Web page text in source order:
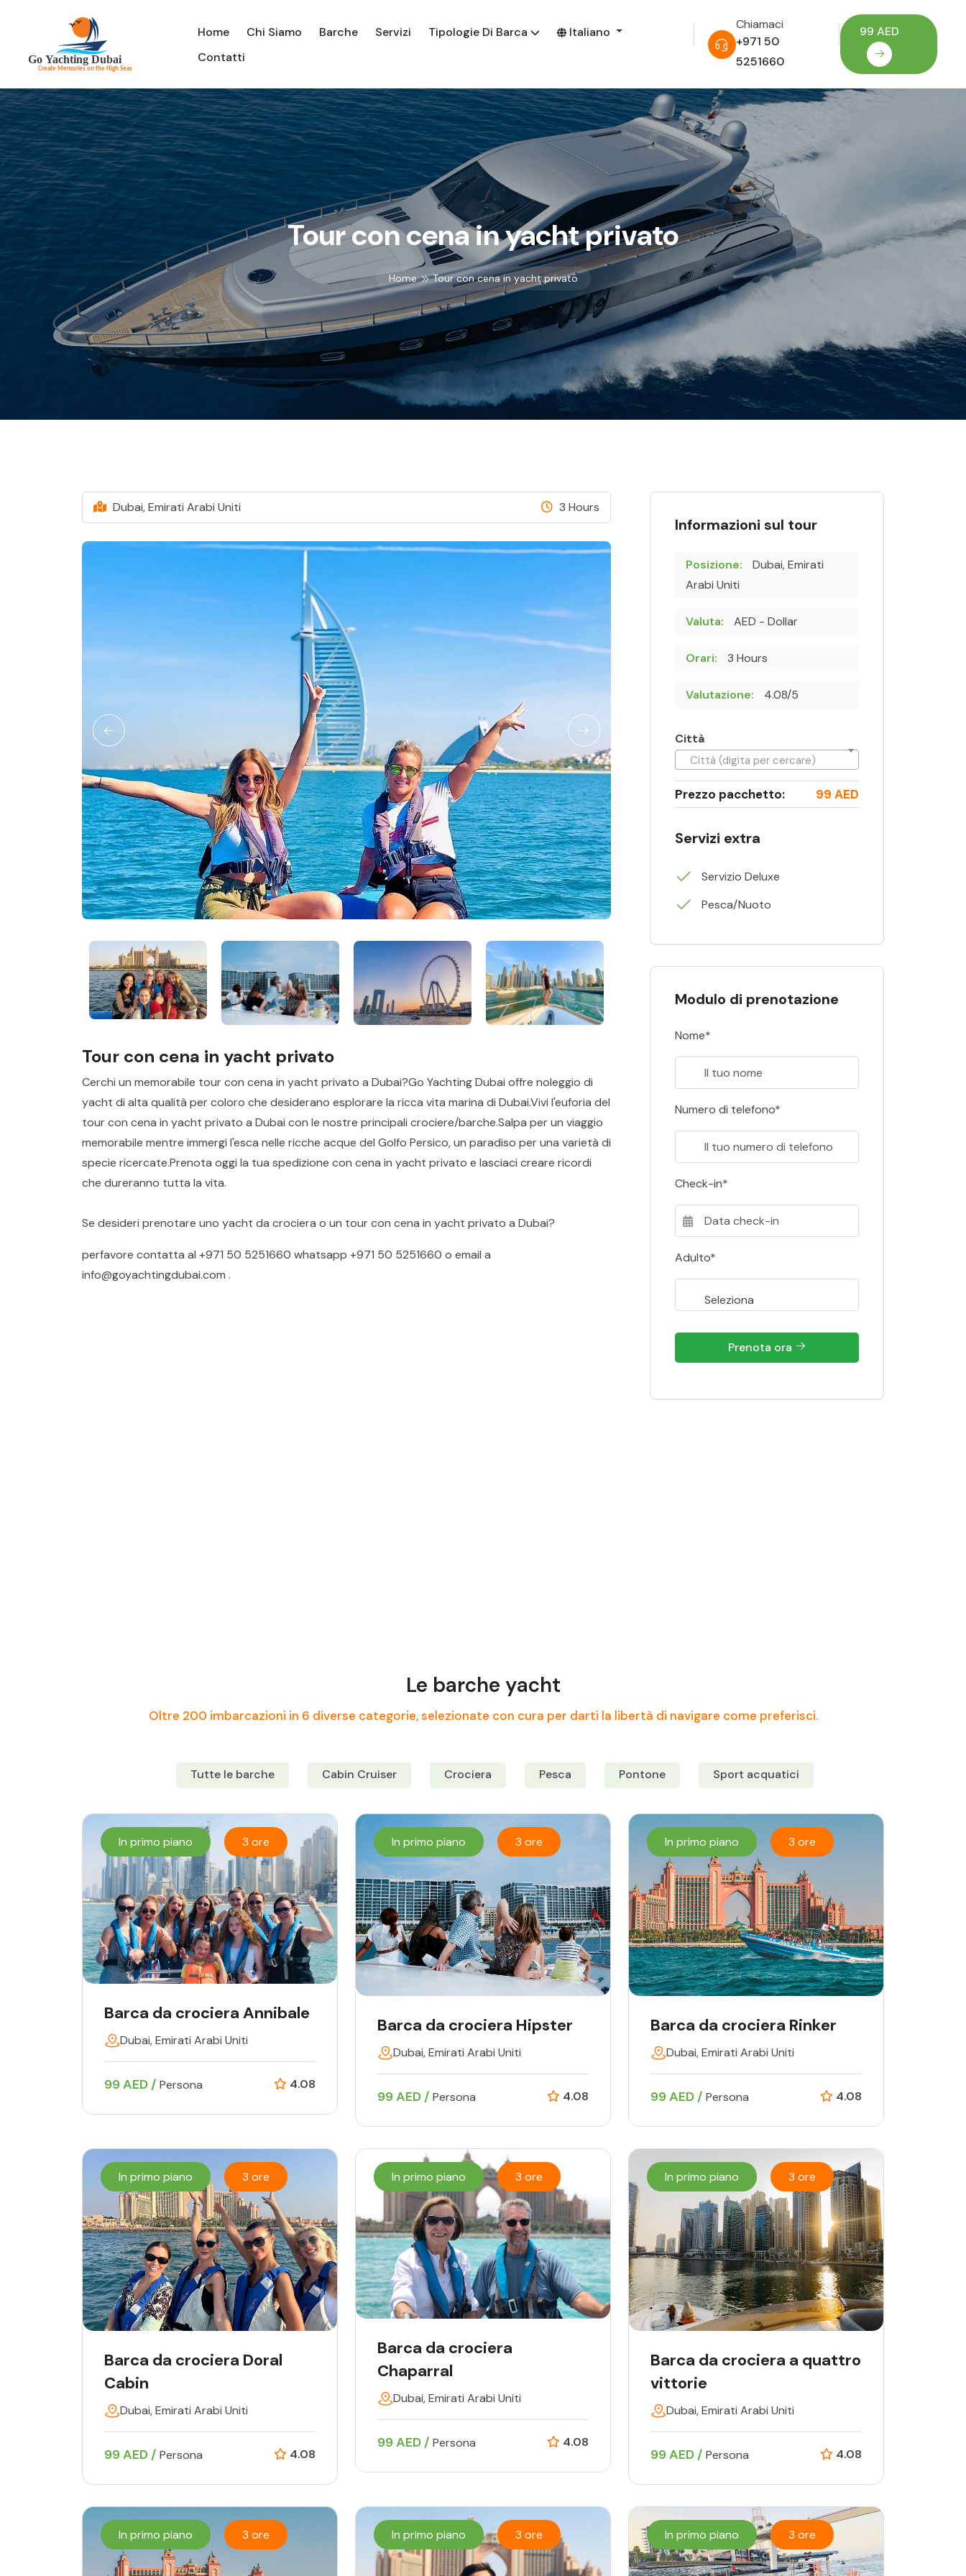
Home Chi Siamo Barche Servizi Tipologie Di Barca
Italiano
Contatti
Chiamaci
+971 50
5251660
99 AED
Tour con cena in yacht privato
Home Tour con cena in yacht privato
Dubai, Emirati Arabi Uniti 3 Hours
Tour con cena in yacht privato
Cerchi un memorabile tour con cena in yacht privato a Dubai?Go Yachting Dubai offre noleggio di
yacht di alta qualità per coloro che desiderano esplorare la ricca vita marina di Dubai.Vivi l'euforia del
tour con cena in yacht privato a Dubai con le nostre principali crociere/barche.Salpa per un viaggio
memorabile mentre immergi l'esca nelle ricche acque del Golfo Persico, un paradiso per una varietà di
specie ricercate.Prenota oggi la tua spedizione con cena in yacht privato e lasciaci creare ricordi
che dureranno tutta la vita.
Se desideri prenotare uno yacht da crociera o un tour con cena in yacht privato a Dubai?
perfavore contatta al +971 50 5251660 whatsapp +971 50 5251660 o email a
info@goyachtingdubai.com .
Informazioni sul tour
Posizione:
Dubai, Emirati
Arabi Uniti
Valuta: AED - Dollar
Orari: 3 Hours
Valutazione: 4.08/5
Città
Città (digita per cercare)
Prezzo pacchetto: 99 AED
Servizi extra
Servizio Deluxe
Pesca/Nuoto
Modulo di prenotazione
Nome*
Numero di telefono*
Check-in*
Adulto*
Prenota ora
Le barche yacht
Oltre 200 imbarcazioni in 6 diverse categorie, selezionate con cura per darti la libertà di navigare come preferisci.
Tutte le barche Cabin Cruiser Crociera Pesca Pontone Sport acquatici
In primo piano 3 ore
Barca da crociera Annibale
Dubai, Emirati Arabi Uniti
99 AED / Persona 4.08
In primo piano 3 ore
Barca da crociera Hipster
Dubai, Emirati Arabi Uniti
99 AED / Persona 4.08
In primo piano 3 ore
Barca da crociera Rinker
Dubai, Emirati Arabi Uniti
99 AED / Persona 4.08
In primo piano 3 ore
Barca da crociera Doral
Cabin
Dubai, Emirati Arabi Uniti
99 AED / Persona 4.08
In primo piano 3 ore
Barca da crociera
Chaparral
Dubai, Emirati Arabi Uniti
99 AED / Persona 4.08
In primo piano 3 ore
Barca da crociera a quattro
vittorie
Dubai, Emirati Arabi Uniti
99 AED / Persona 4.08
In primo piano 3 ore In primo piano 3 ore In primo piano 3 ore